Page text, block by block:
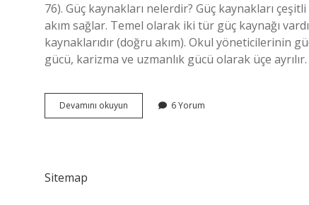
76). Güç kaynakları nelerdir? Güç kaynakları
akım sağlar. Temel olarak iki tür güç kaynağı
kaynaklarıdır (doğru akım). Okul yöneticilerinin
gücü, karizma ve uzmanlık gücü olarak üçe
Devamını okuyun
Yöneticinin
6 Yorum
Sitemap